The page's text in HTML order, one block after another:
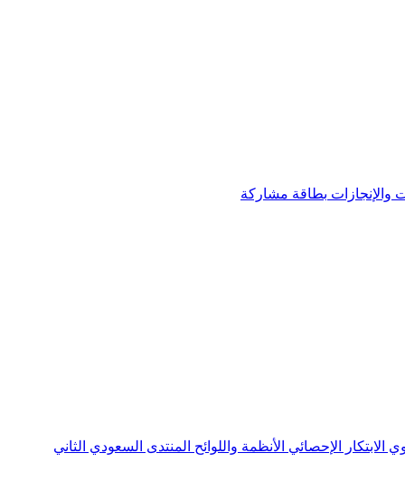
والإنجازات بطاقة مشاركة
الابتكار الإحصائي الأنظمة واللوائح المنتدى السعودي الثاني